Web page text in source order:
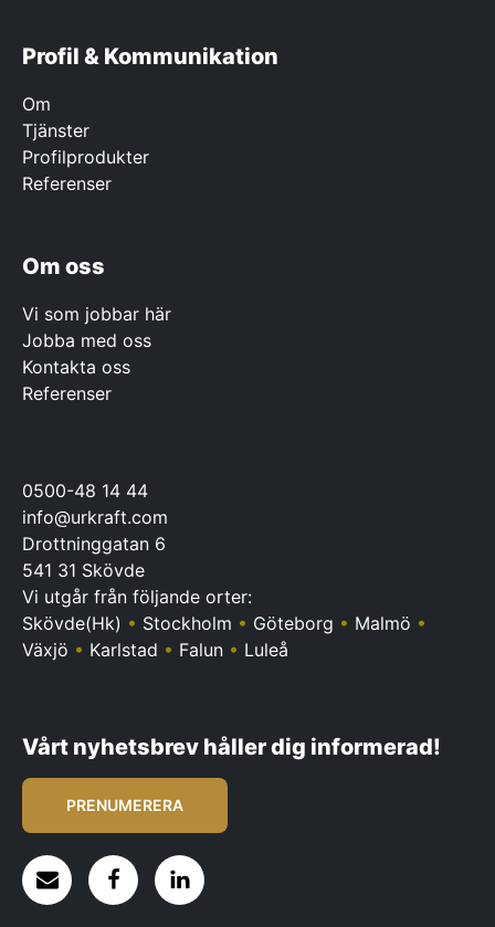
Profil & Kommunikation
Om
Tjänster
Profilprodukter
Referenser
Om oss
Vi som jobbar här
Jobba med oss
Kontakta oss
Referenser
0500-48 14 44
info@urkraft.com
Drottninggatan 6
541 31 Skövde
Vi utgår från följande orter:
Skövde(Hk) • Stockholm • Göteborg • Malmö •
Växjö • Karlstad • Falun • Luleå
Vårt nyhetsbrev håller dig informerad!
PRENUMERERA